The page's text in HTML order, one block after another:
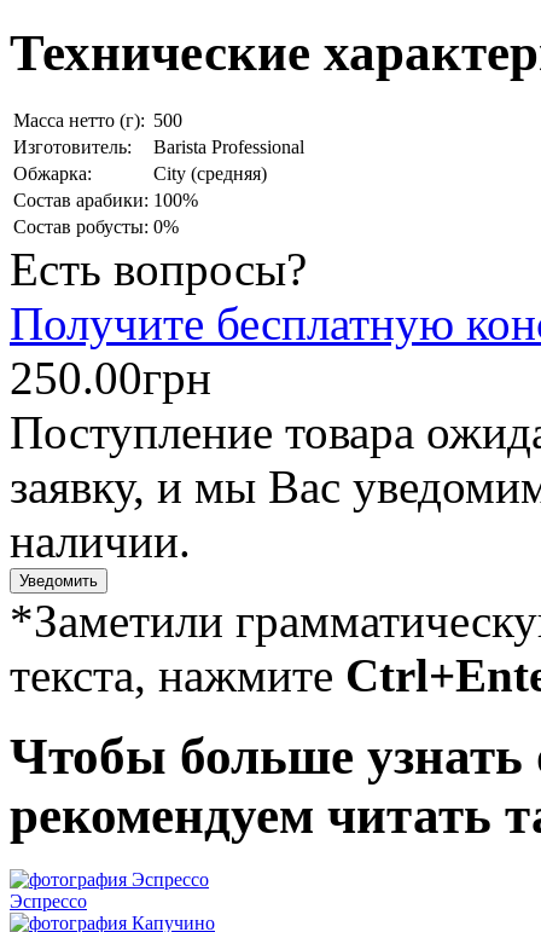
Технические
Масса нетто (г): 500
Изготовитель:
Barista Professional
Обжарка:
City (средняя)
Состав арабики: 100%
Состав робусты: 0%
Есть вопросы?
Получите бесплатную
250.00грн
Поступление товара
заявку, и мы Вас
наличии.
Уведомить
*Заметили
текста, нажмите
Чтобы больше
рекомендуем читать
Эспрессо